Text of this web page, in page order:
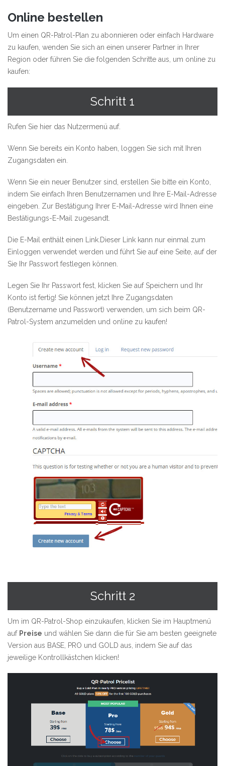
Online bestellen
Um einen QR-Patrol-Plan zu abonnieren oder einfach Hardware
zu kaufen, wenden Sie sich an einen unserer Partner in Ihrer
Region oder führen Sie die folgenden Schritte aus, um online zu
kaufen:
Schritt 1
Rufen Sie hier das Nutzermenü auf.
Wenn Sie bereits ein Konto haben, loggen Sie sich mit Ihren
Zugangsdaten ein.
Wenn Sie ein neuer Benutzer sind, erstellen Sie bitte ein Konto,
indem Sie einfach Ihren Benutzernamen und Ihre E-Mail-Adresse
eingeben. Zur Bestätigung Ihrer E-Mail-Adresse wird Ihnen eine
Bestätigungs-E-Mail zugesandt.
Die E-Mail enthält einen Link.Dieser Link kann nur einmal zum
Einloggen verwendet werden und führt Sie auf eine Seite, auf der
Sie Ihr Passwort festlegen können.
Legen Sie Ihr Passwort fest, klicken Sie auf Speichern und Ihr
Konto ist fertig! Sie können jetzt Ihre Zugangsdaten
(Benutzername und Passwort) verwenden, um sich beim QR-
Patrol-System anzumelden und online zu kaufen!
Schritt 2
Um im QR-Patrol-Shop einzukaufen, klicken Sie im Hauptmenü
auf Preise und wählen Sie dann die für Sie am besten geeignete
Version aus BASE PRO und GOLD aus, indem Sie auf das
jeweilige Kontrollkästchen klicken!